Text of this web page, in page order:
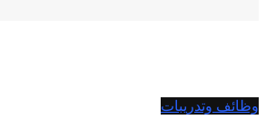
وظائف وتدريبات